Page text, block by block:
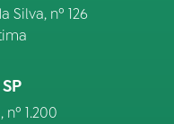
Silva, nº 126
1.200